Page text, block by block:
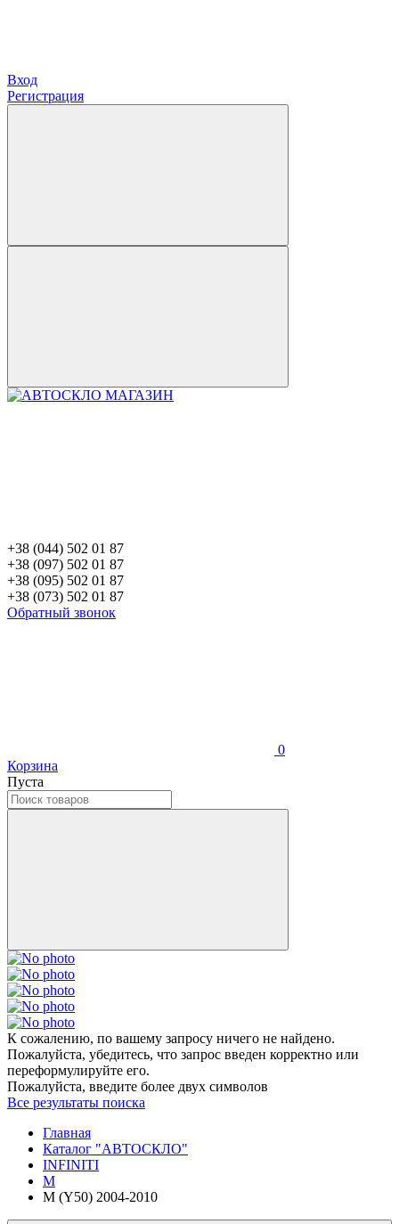
Вход
Регистрация
+38 (044) 502 01 87
+38 (097) 502 01 87
+38 (095) 502 01 87
+38 (073) 502 01 87
Обратный звонок
0
Корзина
Пуста
К сожалению, по вашему запросу ничего не найдено.
Пожалуйста, убедитесь, что запрос введен корректно или
переформулируйте его.
Пожалуйста, введите более двух символов
Все результаты поиска
Главная
Каталог "АВТОСКЛО"
INFINITI
M
M (Y50) 2004-2010